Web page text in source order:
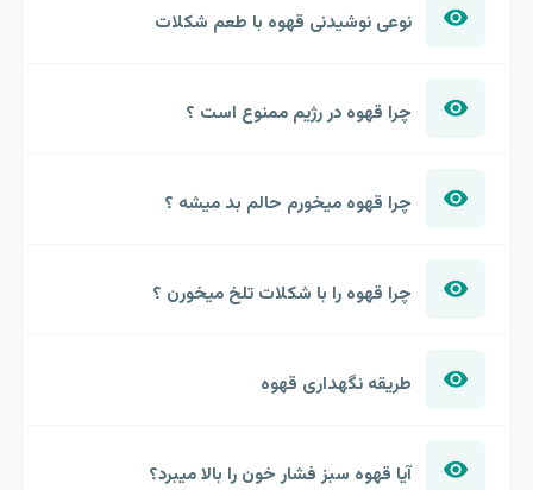
نوعی نوشیدنی قهوه با طعم شکلات
چرا قهوه در رژیم ممنوع است ؟
چرا قهوه میخورم حالم بد میشه ؟
چرا قهوه را با شکلات تلخ میخورن ؟
طریقه نگهداری قهوه
آیا قهوه سبز فشار خون را بالا میبرد؟